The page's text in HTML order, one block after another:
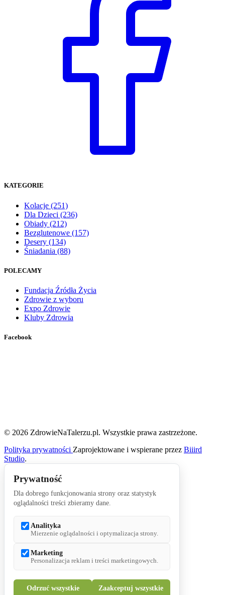
KATEGORIE
Kolacje (251)
Dla Dzieci (236)
Obiady (212)
Bezglutenowe (157)
Desery (134)
Śniadania (88)
POLECAMY
Fundacja Źródła Życia
Zdrowie z wyboru
Expo Zdrowie
Kluby Zdrowia
Facebook
© 2026 ZdrowieNaTalerzu.pl. Wszystkie prawa zastrzeżone.
Polityka prywatności Zaprojektowane i wspierane przez Biiird
Studio.
Prywatność
Dla dobrego funkcjonowania strony oraz statystyk
oglądalności treści zbieramy dane.
Analityka
Mierzenie oglądalności i optymalizacja strony.
Marketing
Personalizacja reklam i treści marketingowych.
Odrzuć wszystkie Zaakceptuj wszystkie